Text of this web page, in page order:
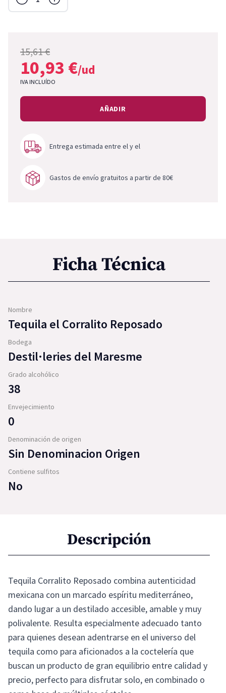
15,61 €
10,93 €/ud
IVA INCLUÍDO
AÑADIR
Entrega estimada entre ely el
Gastos de envío gratuitos a partir de 80€
Ficha Técnica
Nombre
Tequila el Corralito Reposado
Bodega
Destil·leries del Maresme
Grado alcohólico
38
Envejecimiento
0
Denominación de origen
Sin Denominacion Origen
Contiene sulfitos
No
Descripción
Tequila Corralito Reposado combina autenticidad
mexicana con un marcado espíritu mediterráneo,
dando lugar a un destilado accesible, amable y muy
polivalente. Resulta especialmente adecuado tanto
para quienes desean adentrarse en el universo del
tequila como para aficionados a la coctelería que
buscan un producto de gran equilibrio entre calidad y
precio, perfecto para disfrutar solo, en combinado o